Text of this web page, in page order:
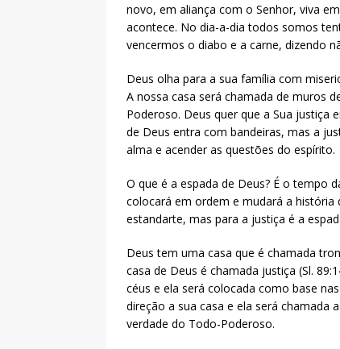
novo, em aliança com o Senhor, viva
acontece. No dia-a-dia todos somos
vencermos o diabo e a carne, dizendo
Deus olha para a sua família com
A nossa casa será chamada de muros
Poderoso. Deus quer que a Sua justiça
de Deus entra com bandeiras, mas a
alma e acender as questões do espírito.
O que é a espada de Deus? É o tempo
colocará em ordem e mudará a história
estandarte, mas para a justiça é a
Deus tem uma casa que é chamada
casa de Deus é chamada justiça (Sl.
céus e ela será colocada como base
direção a sua casa e ela será chamada
verdade do Todo-Poderoso.